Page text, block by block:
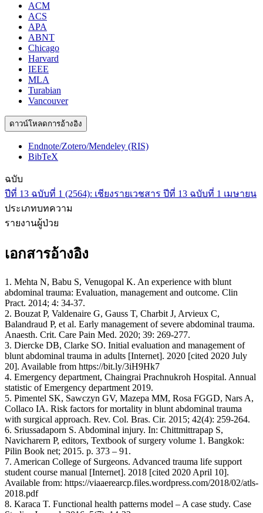
ACM
ACS
APA
ABNT
Chicago
Harvard
IEEE
MLA
Turabian
Vancouver
ดาวน์โหลดการอ้างอิง
Endnote/Zotero/Mendeley (RIS)
BibTeX
ฉบับ
ปีที่ 13 ฉบับที่ 1 (2564): เชียงรายเวชสาร ปีที่ 13 ฉบับที่ 1 เมษายน
ประเภทบทความ
รายงานผู้ป่วย
เอกสารอ้างอิง
1. Mehta N, Babu S, Venugopal K. An experience with blunt
abdominal trauma: Evaluation, management and outcome. Clin
Pract. 2014; 4: 34-37.
2. Bouzat P, Valdenaire G, Gauss T, Charbit J, Arvieux C,
Balandraud P, et al. Early management of severe abdominal trauma.
Anaesth. Crit. Care Pain Med. 2020; 39: 269-277.
3. Diercke DB, Clarke SO. Initial evaluation and management of
blunt abdominal trauma in adults [Internet]. 2020 [cited 2020 July
20]. Available from https://bit.ly/3iH9Hk7
4. Emergency department, Chaingrai Prachnukroh Hospital. Annual
statistic of Emergency department 2019.
5. Pimentel SK, Sawczyn GV, Mazepa MM, Rosa FGGD, Nars A,
Collaco IA. Risk factors for mortality in blunt abdominal trauma
with surgical approach. Rev. Col. Bras. Cir. 2015; 42(4): 259-264.
6. Sriussadaporn S. Abdominal injury. In: Chittmittrapap S,
Navicharern P, editors, Textbook of surgery volume 1. Bangkok:
Pilin Book net; 2015. p. 373 – 91.
7. American College of Surgeons. Advanced trauma life support
student course manual [Internet]. 2018 [cited 2020 April 10].
Available from: https://viaaerearcp.files.wordpress.com/2018/02/atls-
2018.pdf
8. Karaca T. Functional health patterns model – A case study. Case